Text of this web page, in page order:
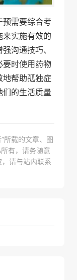
需要综合考
来实施有效的
沟通技巧、
要时使用药物
地帮助孤独症
们的生活质量
所载的文章、图
有，请务随意
请与站内联系